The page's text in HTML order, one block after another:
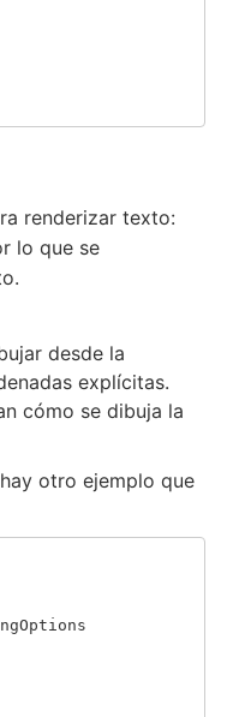
renderizar texto:
lo que se
desde la
explícitas.
cómo se dibuja la
otro ejemplo que